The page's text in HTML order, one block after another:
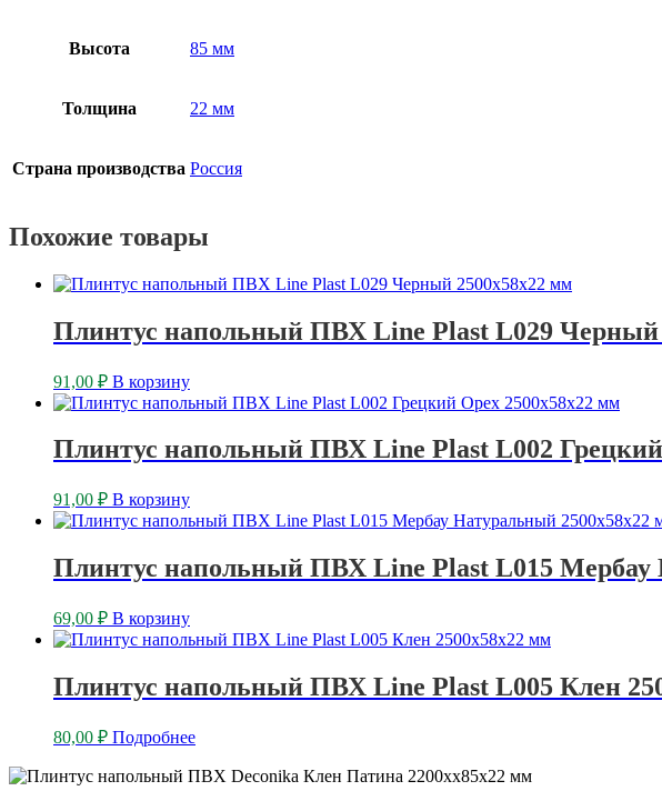
Высота 85 мм
Толщина 22 мм
Страна производства Россия
Похожие товары
Плинтус напольный ПВХ Line Plast L029 Черный
91,00 ₽ В корзину
Плинтус напольный ПВХ Line Plast L002
91,00 ₽ В корзину
Плинтус напольный ПВХ Line Plast L015 Мербау
69,00 ₽ В корзину
Плинтус напольный ПВХ Line Plast L005 Клен
80,00 ₽ Подробнее